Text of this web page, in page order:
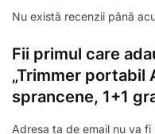
Nu există recenzii până
Fii primul care
„Trimmer portabil
sprancene, 1+1
Adresa ta de email nu va fi